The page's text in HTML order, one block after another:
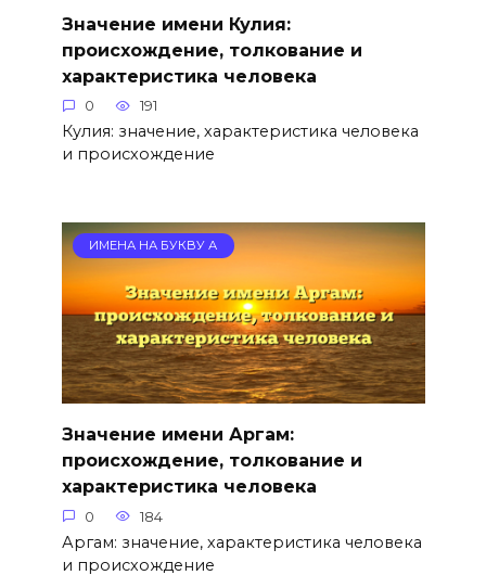
Значение имени Кулия:
происхождение, толкование и
характеристика человека
0 191
Кулия: значение, характеристика человека
и происхождение
ИМЕНА НА БУКВУ А
Значение имени Аргам:
происхождение, толкование и
характеристика человека
0 184
Аргам: значение, характеристика человека
и происхождение